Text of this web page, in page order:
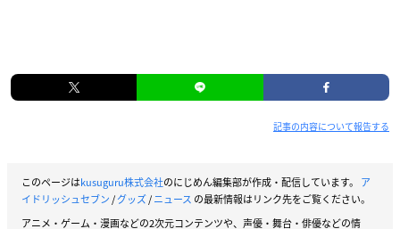
記事の内容について報告する
このページはkusuguru株式会社のにじめん編集部が作成・配信しています。 ア
イドリッシュセブン/グッズ/ニュース の最新情報はリンク先をご覧ください。
アニメ・ゲーム・漫画などの2次元コンテンツや、声優・舞台・俳優などの情